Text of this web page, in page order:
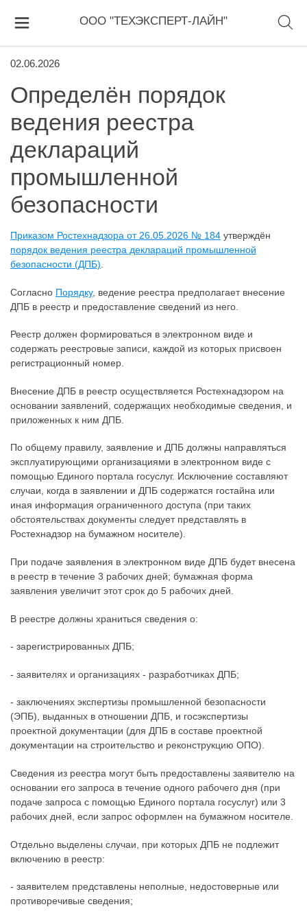
ООО "ТЕХЭКСПЕРТ-ЛАЙН"
02.06.2026
Определён порядок
ведения реестра
деклараций
промышленной
безопасности
Приказом Ростехнадзора от 26.05.2026 № 184 утверждён
порядок ведения реестра деклараций промышленной
безопасности (ДПБ)
Согласно Порядку, ведение реестра предполагает внесение
ДПБ в реестр и предоставление сведений из него.
Реестр должен формироваться в электронном виде и
содержать реестровые записи, каждой из которых присвоен
регистрационный номер.
Внесение ДПБ в реестр осуществляется Ростехнадзором на
основании заявлений, содержащих необходимые сведения, и
приложенных к ним ДПБ.
По общему правилу, заявление и ДПБ должны направляться
эксплуатирующими организациями в электронном виде с
помощью Единого портала госуслуг. Исключение составляют
случаи, когда в заявлении и ДПБ содержатся гостайна или
иная информация ограниченного доступа (при таких
обстоятельствах документы следует представлять в
Ростехнадзор на бумажном носителе).
При подаче заявления в электронном виде ДПБ будет внесена
в реестр в течение 3 рабочих дней; бумажная форма
заявления увеличит этот срок до 5 рабочих дней.
В реестре должны храниться сведения о:
- зарегистрированных ДПБ;
- заявителях и организациях - разработчиках ДПБ;
- заключениях экспертизы промышленной безопасности
(ЭПБ), выданных в отношении ДПБ, и госэкспертизы
проектной документации (для ДПБ в составе проектной
документации на строительство и реконструкцию ОПО).
Сведения из реестра могут быть предоставлены заявителю на
основании его запроса в течение одного рабочего дня (при
подаче запроса с помощью Единого портала госуслуг) или 3
рабочих дней, если запрос оформлен на бумажном носителе.
Отдельно выделены случаи, при которых ДПБ не подлежит
включению в реестр:
- заявителем представлены неполные, недостоверные или
противоречивые сведения;